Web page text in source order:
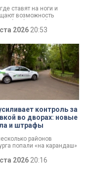
центра
ставят на ноги и
возможность
Институт травматологии
202620:53
контроль за
во дворах: новые
и штрафы
районов
попали «на карандаш»
во дворах. За два
202620:16